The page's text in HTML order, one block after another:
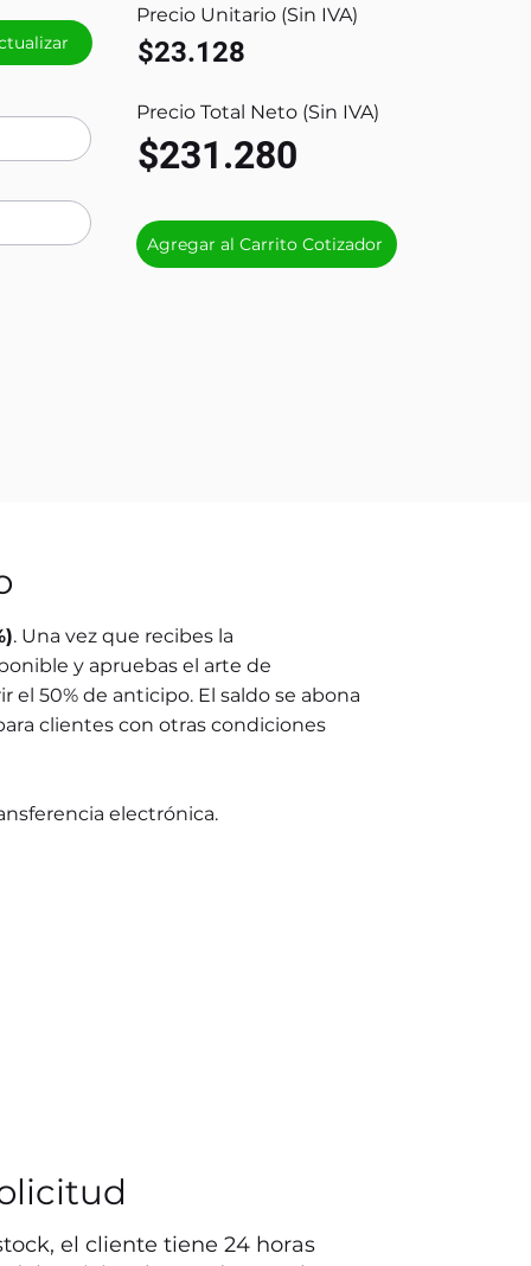
Precio Unitario (Sin IVA)
$23.128
Precio Total Neto (Sin IVA)
$231.280
Agregar al Carrito Cotizador
. Una vez que recibes la
y apruebas el arte de
el 50% de anticipo. El saldo se abona
clientes con otras condiciones
electrónica.
el cliente tiene 24 horas